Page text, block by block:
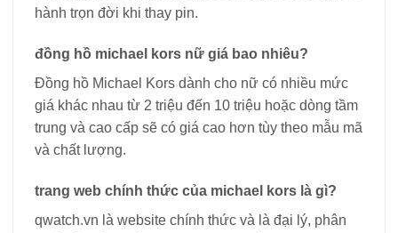
hành trọn đời khi thay pin.
đồng hồ michael kors nữ giá bao nhiêu?
Đồng hồ Michael Kors dành cho nữ có nhiều mức
giá khác nhau từ 2 triệu đến 10 triệu hoặc dòng tầm
trung và cao cấp sẽ có giá cao hơn tùy theo mẫu mã
và chất lượng.
trang web chính thức của michael kors là gì?
qwatch.vn là website chính thức và là đại lý, phân